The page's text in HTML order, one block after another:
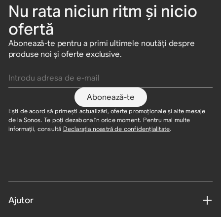
Nu rata niciun ritm și nicio
ofertă
Abonează-te pentru a primi ultimele noutăți despre
produse noi și oferte exclusive.
Abonează-te
Ești de acord să primești actualizări, oferte promoționale și alte mesaje
de la Sonos. Te poți dezabona în orice moment. Pentru mai multe
informații, consultă Declarația noastră de confidențialitate.
Ajutor